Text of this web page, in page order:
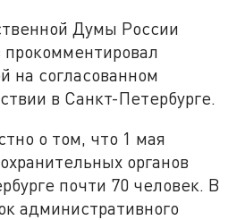
Думы России
на согласованном
в Санкт-Петербурге.
о том, что 1 мая
органов
почти 70 человек. В
административного